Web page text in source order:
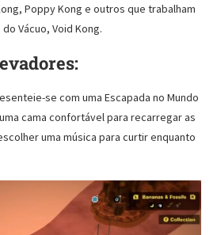
Poppy Kong e outros que trabalham
Vácuo, Void Kong.
se com uma Escapada no Mundo
cama confortável para recarregar as
uma música para curtir enquanto